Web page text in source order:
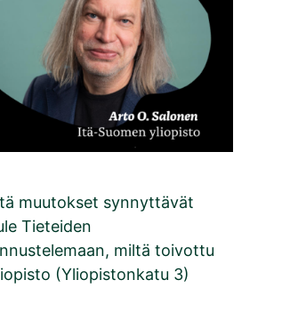
muutokset synnyttävät
Tieteiden
miltä toivottu
(Yliopistonkatu 3)